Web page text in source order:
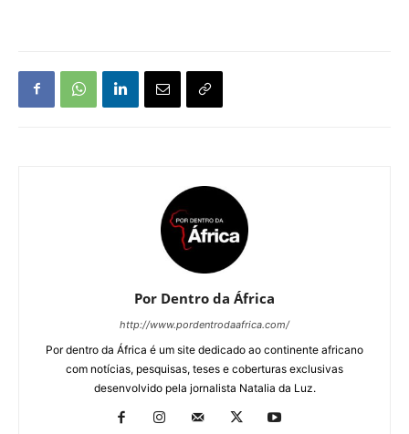
Por Dentro da África
http://www.pordentrodaafrica.com/
Por dentro da África é um site dedicado ao continente africano
com notícias, pesquisas, teses e coberturas exclusivas
desenvolvido pela jornalista Natalia da Luz.